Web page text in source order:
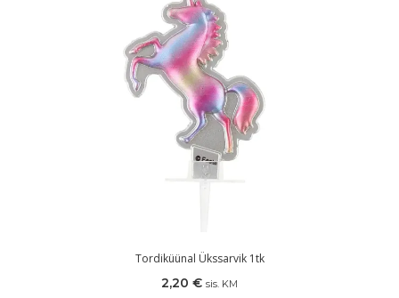
Tordiküünal Ükssarvik 1tk
2,20 € sis. KM